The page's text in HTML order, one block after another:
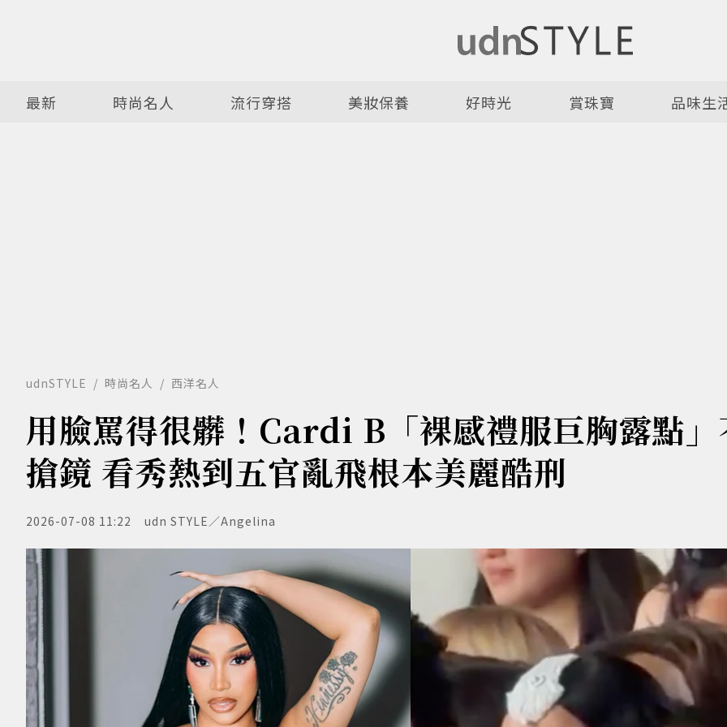
最新 時尚名人 流行穿搭 美妝保養 好時光 賞珠寶 品味生
udnSTYLE 時尚名人 西洋名人
用臉罵得很髒！Cardi B「裸感禮服巨胸露點
搶鏡 看秀熱到五官亂飛根本美麗酷刑
2026-07-08 11:22 udn STYLE／Angelina